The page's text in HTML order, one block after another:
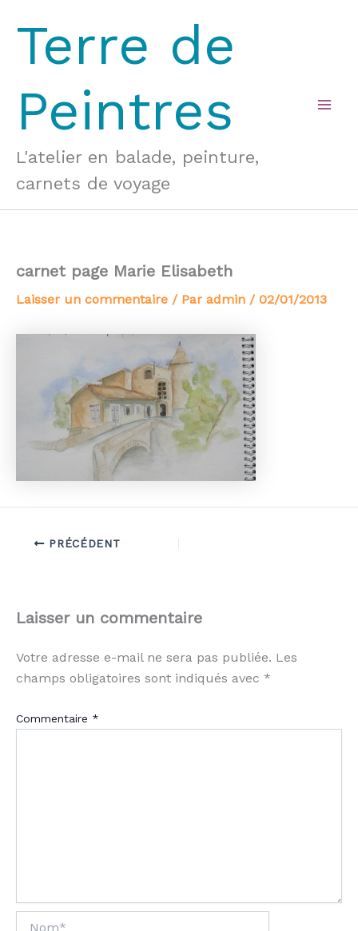
contenu
Terre de
Peintres
L'atelier en balade, peinture,
carnets de voyage
carnet page Marie Elisabeth
Laisser un commentaire / Par admin / 02/01/2013
PRÉCÉDENT
Laisser un commentaire
Votre adresse e-mail ne sera pas publiée. Les
champs obligatoires sont indiqués avec *
Commentaire *